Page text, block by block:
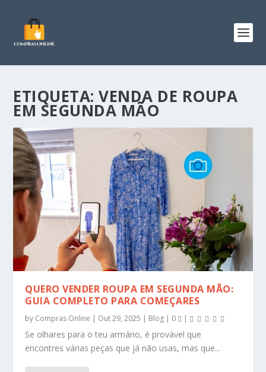
ETIQUETA:VENDA DE ROUPA
EM SEGUNDA MÃO
QUERO VENDER ROUPA EM SEGUNDA MÃO:
GUIA COMPLETO PARA COMEÇARES
by Compras Online | Out 29, 2025 | Blog | 0 |
Se olhares para o teu armário, é provável que
encontres várias peças que já não usas, mas que...